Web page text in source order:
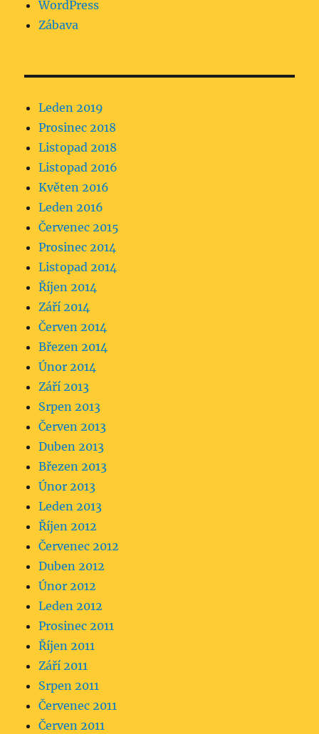
WordPress
Zábava
Leden 2019
Prosinec 2018
Listopad 2018
Listopad 2016
Květen 2016
Leden 2016
Červenec 2015
Prosinec 2014
Listopad 2014
Říjen 2014
Září 2014
Červen 2014
Březen 2014
Únor 2014
Září 2013
Srpen 2013
Červen 2013
Duben 2013
Březen 2013
Únor 2013
Leden 2013
Říjen 2012
Červenec 2012
Duben 2012
Únor 2012
Leden 2012
Prosinec 2011
Říjen 2011
Září 2011
Srpen 2011
Červenec 2011
Červen 2011